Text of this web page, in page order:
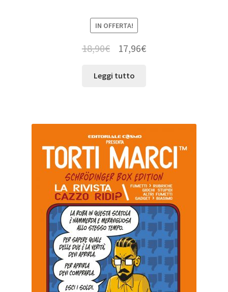
IN OFFERTA!
18,90€ 17,96€
Leggi tutto